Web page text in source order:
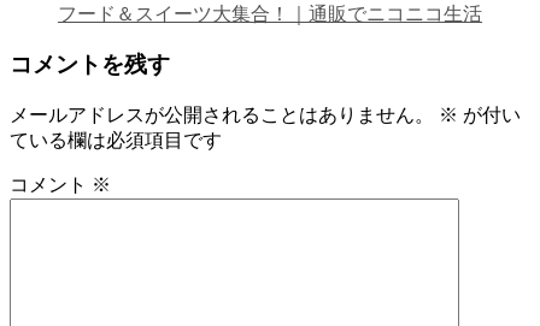
フード＆スイーツ大集合！｜通販でニコニコ生活
コメントを残す
メールアドレスが公開されることはありません。 ※ が付い
ている欄は必須項目です
コメント ※